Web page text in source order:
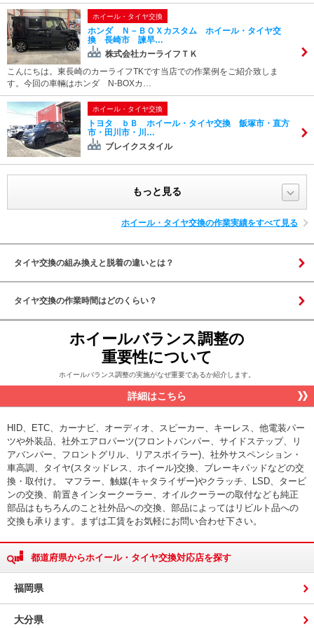
ホイール・タイヤ交換
ホンダ Ｎ－ＢＯＸカスタム ホイール・タイヤ交
換 長崎市 諫早…
株式会社カーライフＴＫ
こんにちは。東長崎のカーライフTKです当店での作業例をご紹介致しま
す。今回の車輛はホンダ N-BOXカ…
ホイール・タイヤ交換
トヨタ ｂＢ ホイール・タイヤ交換 飯塚市・直方
市・田川市・川…
ブレイクスタイル
もっと見る
ホイール・タイヤ交換の作業実績をすべて見る
タイヤ交換の組み換えと脱着の違いとは？
タイヤ交換の作業時間はどのくらい？
ホイールバランス調整の
重要性について
ホイールバランス調整の実施がなぜ重要であるか紹介します。
詳細はこちら
HID、ETC、カーナビ、オーディオ、スピーカー、キーレス、他電装パー
ツや外装品、社外エアロパーツ(フロントバンパー、サイドステップ、リ
アバンパー、フロントグリル、リアスポイラー)、社外サスペンション・
車高調、タイヤ(スタッドレス、ホイール)交換、ブレーキパッドなどの交
換・取付け。 マフラー、触媒(キャタライザー)やクラッチ、LSD、タービ
ンの交換、前置きインタークーラー、オイルクーラーの取付なども純正
部品はもちろんのこと社外品への交換、部品によってはリビルト品への
交換も承ります。まずは工賃をお気軽にお問い合わせ下さい。
都道府県からホイール・タイヤ交換対応店を探す
福岡県
大分県